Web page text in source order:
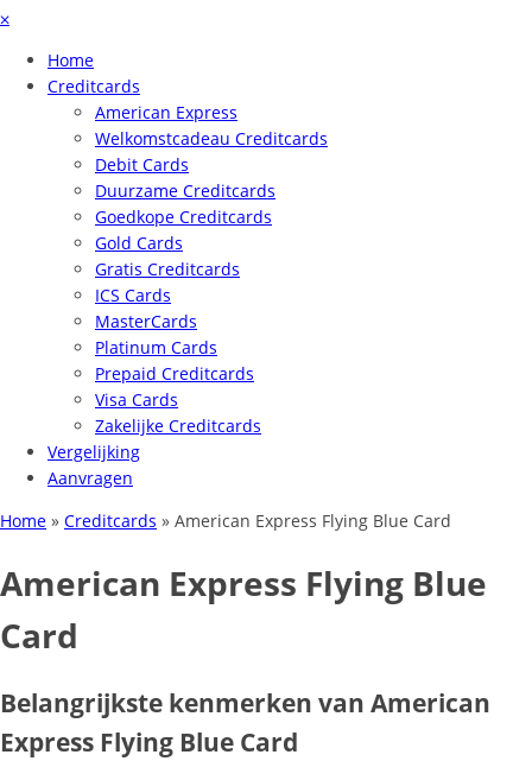
⨉
Home
Creditcards
American Express
Welkomstcadeau Creditcards
Debit Cards
Duurzame Creditcards
Goedkope Creditcards
Gold Cards
Gratis Creditcards
ICS Cards
MasterCards
Platinum Cards
Prepaid Creditcards
Visa Cards
Zakelijke Creditcards
Vergelijking
Aanvragen
Home » Creditcards » American Express Flying Blue Card
American Express Flying Blue
Card
Belangrijkste kenmerken van American
Express Flying Blue Card